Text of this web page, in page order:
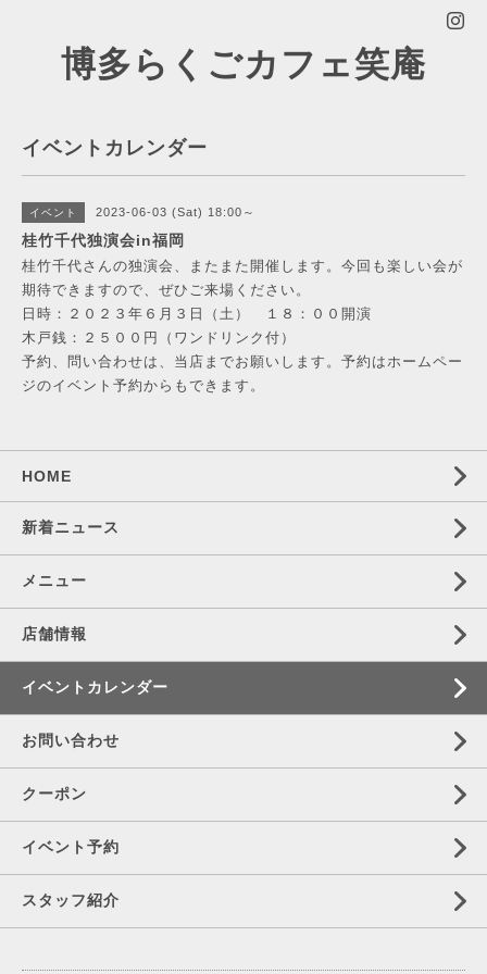
博多らくごカフェ笑庵
イベントカレンダー
イベント 2023-06-03 (Sat) 18:00～
桂竹千代独演会in福岡
桂竹千代さんの独演会、またまた開催します。今回も楽しい会が
期待できますので、ぜひご来場ください。
日時：２０２３年６月３日（土） １８：００開演
木戸銭：２５００円（ワンドリンク付）
予約、問い合わせは、当店までお願いします。予約はホームペー
ジのイベント予約からもできます。
HOME
新着ニュース
メニュー
店舗情報
イベントカレンダー
お問い合わせ
クーポン
イベント予約
スタッフ紹介